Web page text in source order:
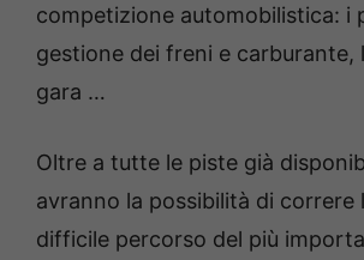
competizione automobilistica: i
gestione dei freni e carburante,
gara …
Oltre a tutte le piste già
avranno la possibilità di correre
difficile percorso del più